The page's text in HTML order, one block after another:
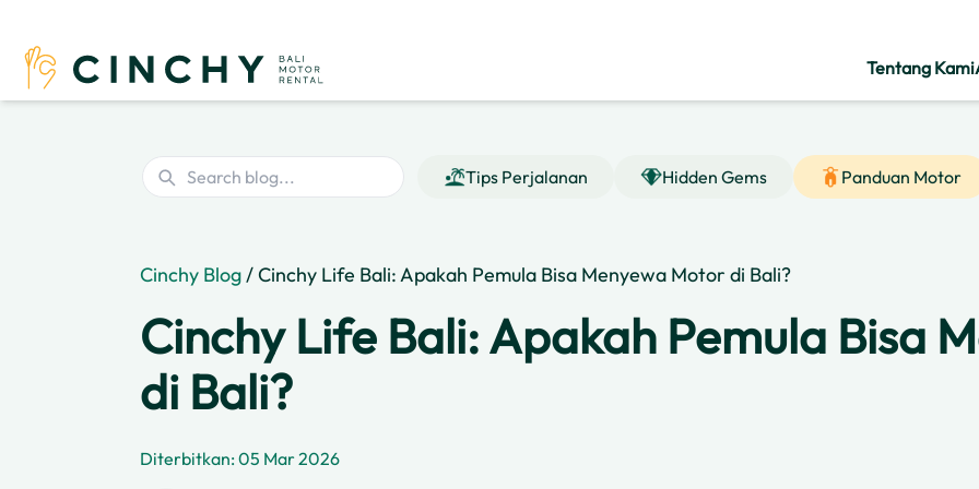
Tentang Kami
Tips Perjalanan Hidden Gems Panduan Motor
Cinchy Blog/ Cinchy Life Bali: Apakah Pemula Bisa Menyewa Motor di Bali?
Cinchy Life Bali: Apakah Pemula Bisa
di Bali?
Diterbitkan: 05 Mar 2026